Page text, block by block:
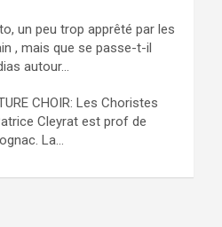
un peu trop apprêté par les
, mais que se passe-t-il
autour...
CHOIR: Les Choristes
Cleyrat est prof de
La...